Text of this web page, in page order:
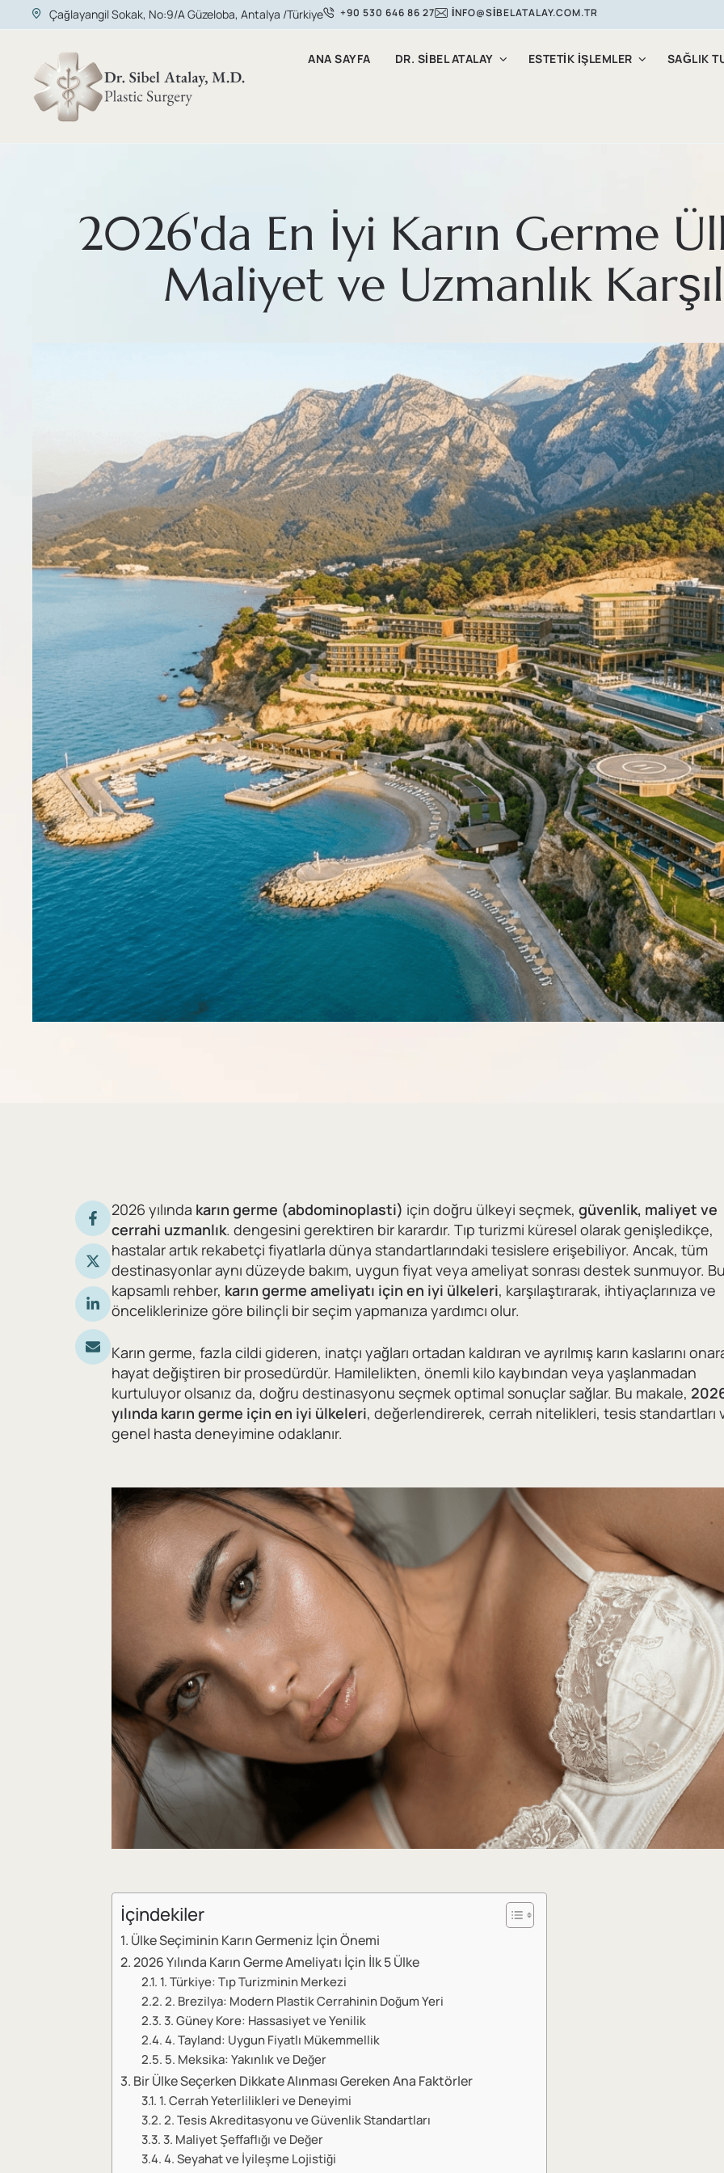
Çağlayangil Sokak, No:9/A Güzeloba, Antalya /Türkiye +90 530 646 86 27 INFO@SIBELATALAY.COM.TR
ANA SAYFA DR. SİBEL ATALAY ESTETIK İŞLEMLER SAĞLIK
2026'da En İyi Karın Germe
Maliyet ve Uzmanlık
2026 yılında karın germe (abdominoplasti) için doğru ülkeyi seçmek, güvenlik, maliyet ve
cerrahi uzmanlık. dengesini gerektiren bir karardır. Tıp turizmi küresel olarak genişledikçe,
hastalar artık rekabetçi fiyatlarla dünya standartlarındaki tesislere erişebiliyor. Ancak, tüm
destinasyonlar aynı düzeyde bakım, uygun fiyat veya ameliyat sonrası destek sunmuyor. Bu
kapsamlı rehber, karın germe ameliyatı için en iyi ülkeleri, karşılaştırarak, ihtiyaçlarınıza ve
önceliklerinize göre bilinçli bir seçim yapmanıza yardımcı olur.
Karın germe, fazla cildi gideren, inatçı yağları ortadan kaldıran ve ayrılmış karın kaslarını
hayat değiştiren bir prosedürdür. Hamilelikten, önemli kilo kaybından veya yaşlanmadan
kurtuluyor olsanız da, doğru destinasyonu seçmek optimal sonuçlar sağlar. Bu makale,
yılında karın germe için en iyi ülkeleri, değerlendirerek, cerrah nitelikleri, tesis standartları
genel hasta deneyimine odaklanır.
İçindekiler
Ülke Seçiminin Karın Germeniz İçin Önemi
2026 Yılında Karın Germe Ameliyatı İçin İlk 5 Ülke
1. Türkiye: Tıp Turizminin Merkezi
2. Brezilya: Modern Plastik Cerrahinin Doğum Yeri
3. Güney Kore: Hassasiyet ve Yenilik
4. Tayland: Uygun Fiyatlı Mükemmellik
5. Meksika: Yakınlık ve Değer
Bir Ülke Seçerken Dikkate Alınması Gereken Ana Faktörler
1. Cerrah Yeterlilikleri ve Deneyimi
2. Tesis Akreditasyonu ve Güvenlik Standartları
3. Maliyet Şeffaflığı ve Değer
4. Seyahat ve İyileşme Lojistiği